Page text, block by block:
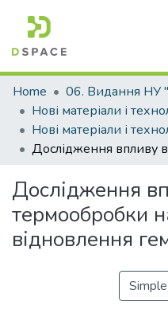
Communities & Collections
All of DSpace
Statistics
Home
Дослідження
термообробки
відновлення